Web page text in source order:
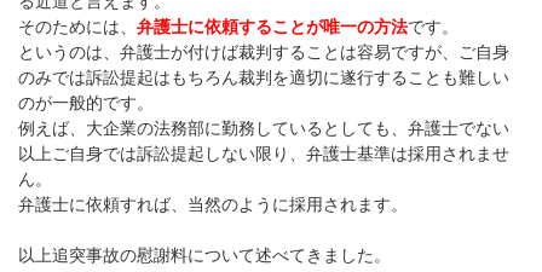
そのためには、 弁護士に依頼することが唯一の方法です。
というのは、弁護士が付けば裁判することは容易ですが、ご自身
のみでは訴訟提起はもちろん裁判を適切に遂行することも難しい
のが一般的です。
例えば、大企業の法務部に勤務しているとしても、弁護士でない
以上ご自身では訴訟提起しない限り、弁護士基準は採用されませ
ん。
弁護士に依頼すれば、当然のように採用されます。
以上追突事故の慰謝料について述べてきました。